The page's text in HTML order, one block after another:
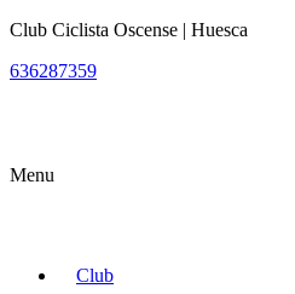
Club Ciclista Oscense | Huesca
636287359
Menu
Club